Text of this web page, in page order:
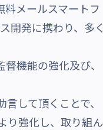
メールスマートフ
開発に携わり、多く
機能の強化及び、
して頂くことで、
り強化し、取り組ん